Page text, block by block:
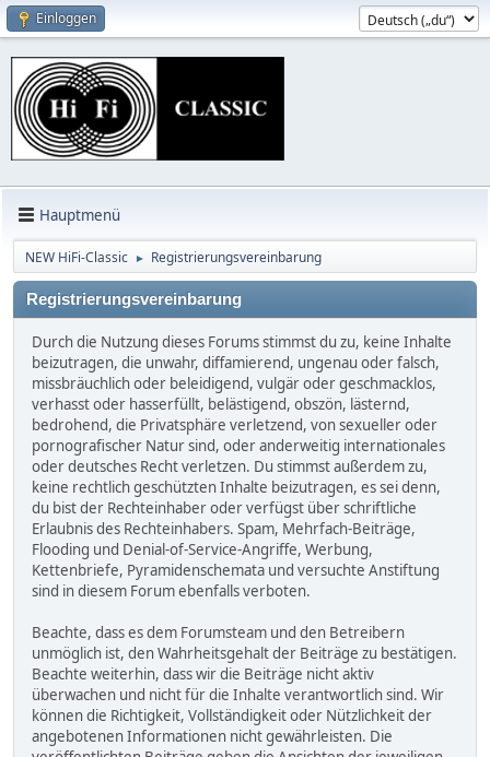
Einloggen
Hauptmenü
NEW HiFi-Classic ► Registrierungsvereinbarung
Registrierungsvereinbarung
Durch die Nutzung dieses Forums stimmst du zu, keine Inhalte
beizutragen, die unwahr, diffamierend, ungenau oder falsch,
missbräuchlich oder beleidigend, vulgär oder geschmacklos,
verhasst oder hasserfüllt, belästigend, obszön, lästernd,
bedrohend, die Privatsphäre verletzend, von sexueller oder
pornografischer Natur sind, oder anderweitig internationales
oder deutsches Recht verletzen. Du stimmst außerdem zu,
keine rechtlich geschützten Inhalte beizutragen, es sei denn,
du bist der Rechteinhaber oder verfügst über schriftliche
Erlaubnis des Rechteinhabers. Spam, Mehrfach-Beiträge,
Flooding und Denial-of-Service-Angriffe, Werbung,
Kettenbriefe, Pyramidenschemata und versuchte Anstiftung
sind in diesem Forum ebenfalls verboten.
Beachte, dass es dem Forumsteam und den Betreibern
unmöglich ist, den Wahrheitsgehalt der Beiträge zu bestätigen.
Beachte weiterhin, dass wir die Beiträge nicht aktiv
überwachen und nicht für die Inhalte verantwortlich sind. Wir
können die Richtigkeit, Vollständigkeit oder Nützlichkeit der
angebotenen Informationen nicht gewährleisten. Die